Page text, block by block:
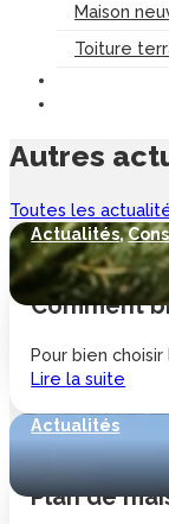
Maison
Toiture
Autres
Toutes les
Actualités,
Comment
Pour bien
Lire la suite
Actualités
Plan de